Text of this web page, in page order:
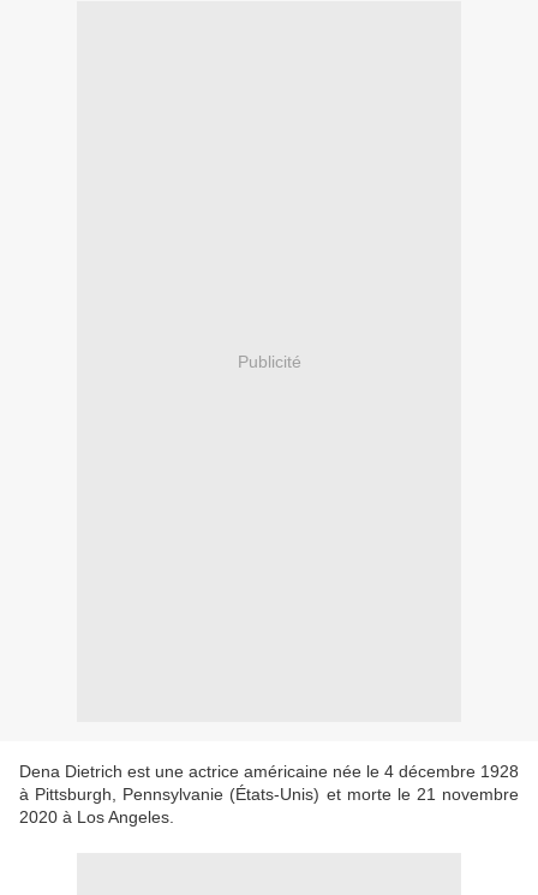
Publicité
Dena Dietrich est une actrice américaine née le 4 décembre 1928
à Pittsburgh, Pennsylvanie (États-Unis) et morte le 21 novembre
2020 à Los Angeles.